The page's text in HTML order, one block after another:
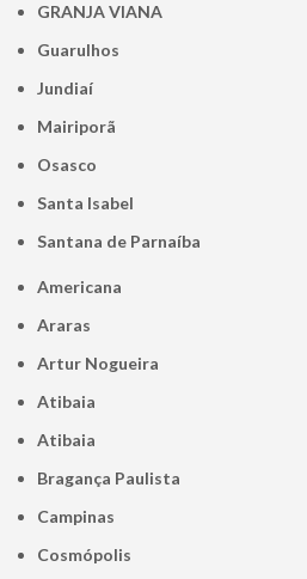
GRANJA VIANA
Guarulhos
Jundiaí
Mairiporã
Osasco
Santa Isabel
Santana de Parnaíba
Americana
Araras
Artur Nogueira
Atibaia
Atibaia
Bragança Paulista
Campinas
Cosmópolis